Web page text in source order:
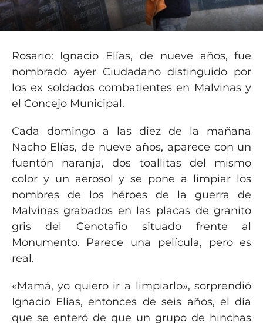
Rosario: Ignacio Elías, de nueve años, fue
nombrado ayer Ciudadano distinguido por
los ex soldados combatientes en Malvinas y
el Concejo Municipal.
Cada domingo a las diez de la mañana
Nacho Elías, de nueve años, aparece con un
fuentón naranja, dos toallitas del mismo
color y un aerosol y se pone a limpiar los
nombres de los héroes de la guerra de
Malvinas grabados en las placas de granito
gris del Cenotafio situado frente al
Monumento. Parece una película, pero es
real.
«Mamá, yo quiero ir a limpiarlo», sorprendió
Ignacio Elías, entonces de seis años, el día
que se enteró de que un grupo de hinchas